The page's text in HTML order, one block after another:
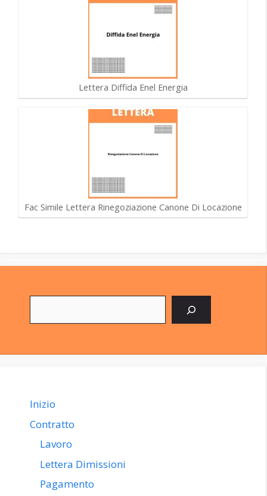
Lettera Diffida Enel Energia
Fac Simile Lettera Rinegoziazione Canone Di Locazione
Inizio
Contratto
Lavoro
Lettera Dimissioni
Pagamento